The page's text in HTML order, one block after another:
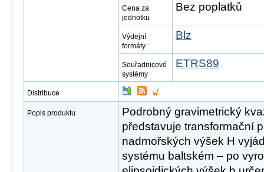
Cena za
jednotku
Bez poplatků
Výdejní
formáty
Blz
Souřadnicové
systémy
ETRS89
Distribuce
Popis produktu
Podrobný gravimetrický
představuje transformační
nadmořských výšek H
systému baltském – po